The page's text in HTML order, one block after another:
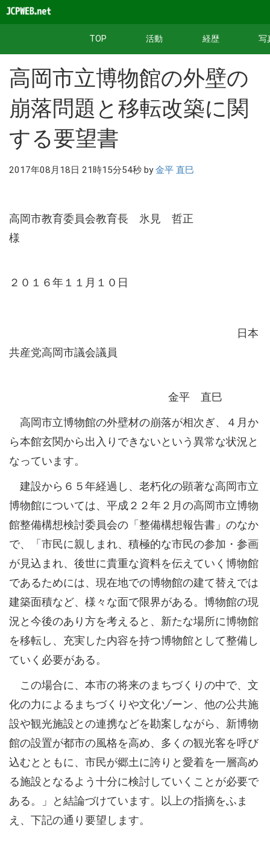
TOP 活動 経歴 写
高岡市立博物館の外壁の
崩落問題と移転改築に関
する要望書
2017年08月18日 21時15分54秒 by金平 直巳
高岡市教育委員会教育長 氷見 哲正
様
２０１６年１１月１０日
日本
共産党高岡市議会議員
金平 直巳
高岡市立博物館の外壁材の崩落が相次ぎ、４月か
ら本館玄関から出入りできないという異常な状況と
なっています。
建設から６５年経過し、老朽化の顕著な高岡市立
博物館については、平成２２年２月の高岡市立博物
館整備構想検討委員会の「整備構想報告書」のなか
で、「市民に親しまれ、積極的な市民の参加・参画
が見込まれ、後世に貴重な資料を伝えていく博物館
であるためには、現在地での博物館の建て替えでは
建築面積など、様々な面で限界がある。博物館の現
況と今後のあり方を考えると、新たな場所に博物館
を移転し、充実した内容を持つ博物館として整備し
ていく必要がある。
この場合に、本市の将来のまちづくりの中で、文
化の力によるまちづくりや文化ゾーン、他の公共施
設や観光施設との連携などを勘案しながら、新博物
館の設置が都市の風格を高め、多くの観光客を呼び
込むとともに、市民が郷土に誇りと愛着を一層高め
る施設となるよう十分に検討していくことが必要で
ある。」と結論づけています。以上の指摘をふま
え、下記の通り要望します。